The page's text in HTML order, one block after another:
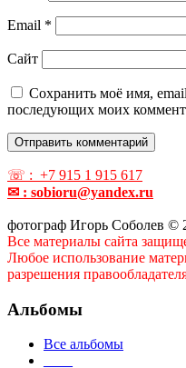
Email *
Сайт
Сохранить моё имя,
последующих моих
☏ : +7 915 1 915 617
✉ : sobioru@yandex.ru
фотограф Игорь Соболев ©
Все материалы сайта
Любое использование
разрешения
Альбомы
Все альбомы